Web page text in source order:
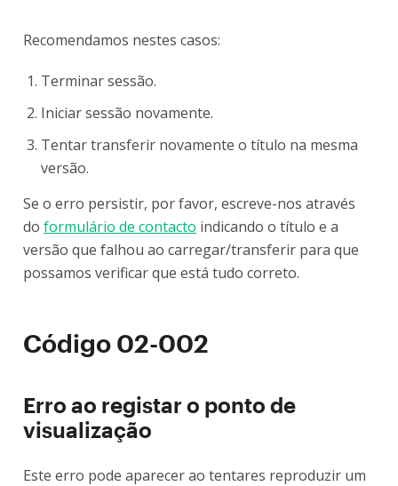
Recomendamos nestes casos:
Terminar sessão.
Iniciar sessão novamente.
Tentar transferir novamente o título na mesma
versão.
Se o erro persistir, por favor, escreve-nos através
do formulário de contacto indicando o título e a
versão que falhou ao carregar/transferir para que
possamos verificar que está tudo correto.
Código 02-002
Erro ao registar o ponto de
visualização
Este erro pode aparecer ao tentares reproduzir um